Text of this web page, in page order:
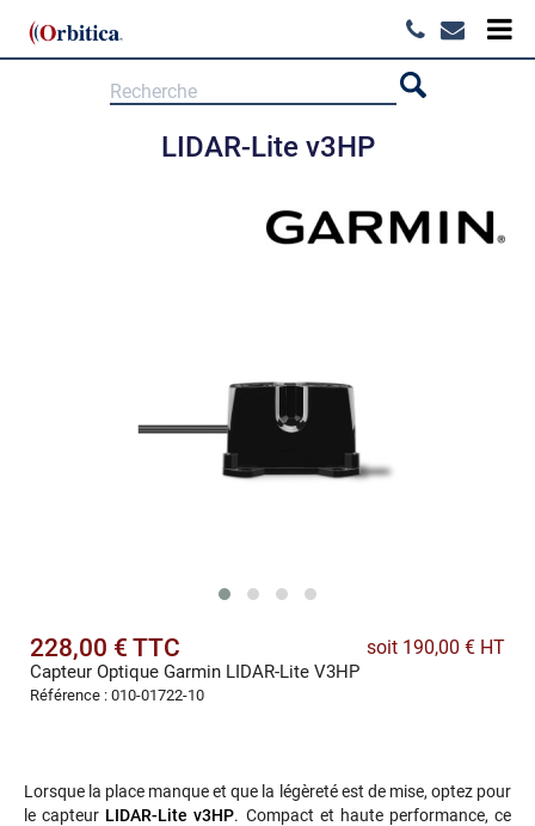
LIDAR-Lite v3HP
228,00 € TTC soit 190,00 € HT
Capteur Optique Garmin LIDAR-Lite V3HP
Référence : 010-01722-10
Lorsque la place manque et que la légèreté est de mise, optez pour
le capteur LIDAR-Lite v3HP. Compact et haute performance, ce